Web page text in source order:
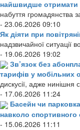
найшвидше отримати
набуття громадянства
- 23.06.2026 09:10
Як діяти при
надзвичайної ситуації
- 19.06.2026 19:02
Зв’язок без
тарифів у мобільних
дискусії, адже нинішня
- 17.06.2026 11:24
Басейн чи
навколо спортивного
- 15.06.2026 11:11